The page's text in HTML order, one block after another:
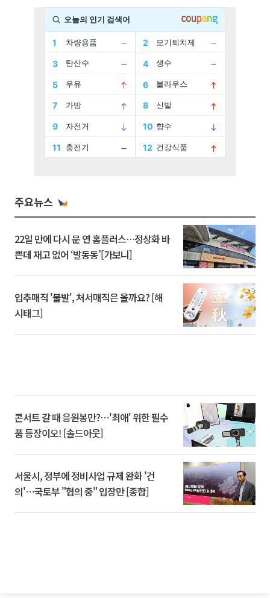
주요뉴스
22일 만에 다시 문 연 홈플러스…정상화 바
쁜데 재고 없어 ‘발동동’[가보니]
입추매직 '불발', 처서매직은 올까요? [해
시태그]
콘서트 갈 때 응원봉만?⋯'최애' 위한 필수
품 등장이오! [솔드아웃]
서울시, 정부에 정비사업 규제 완화 '건
의'⋯국토부 "협의 중" 입장만 [종합]